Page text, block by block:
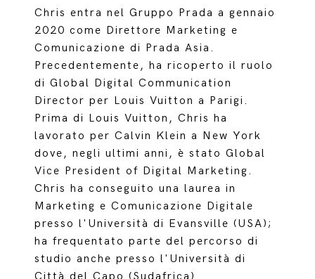
Chris entra nel Gruppo Prada a gennaio
2020 come Direttore Marketing e
Comunicazione di Prada Asia.
Precedentemente, ha ricoperto il ruolo
di Global Digital Communication
Director per Louis Vuitton a Parigi.
Prima di Louis Vuitton, Chris ha
lavorato per Calvin Klein a New York
dove, negli ultimi anni, è stato Global
Vice President of Digital Marketing.
Chris ha conseguito una laurea in
Marketing e Comunicazione Digitale
presso l'Università di Evansville (USA);
ha frequentato parte del percorso di
studio anche presso l'Università di